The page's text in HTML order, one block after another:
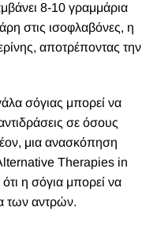
8-10 γραμμάρια
στις ισοφλαβόνες, η
αποτρέποντας την
σόγιας μπορεί να
σε όσους
μια ανασκόπηση
lternative Therapies in
η σόγια μπορεί να
των αντρών.